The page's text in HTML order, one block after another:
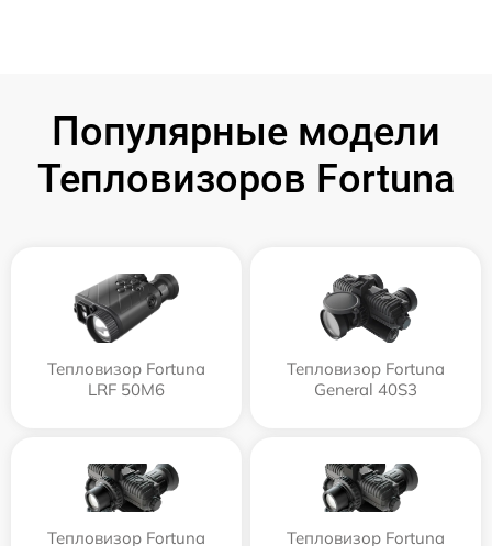
Популярные модели
Тепловизоров Fortuna
Тепловизор Fortuna
LRF 50M6
Тепловизор Fortuna
General 40S3
Тепловизор Fortuna
Тепловизор Fortuna